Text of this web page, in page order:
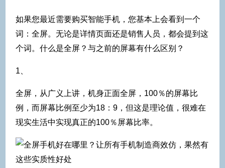
如果您最近需要购买智能手机，您基本上会看到一个
词：全屏。无论是详情页面还是销售人员，都会提到这
个词。什么是全屏？与之前的屏幕有什么区别？
1、
全屏，从广义上讲，机身正面全屏，100％的屏幕比
例，而屏幕比例至少为18：9，但这是理论值，很难在
现实生活中实现真正的100％屏幕比率。